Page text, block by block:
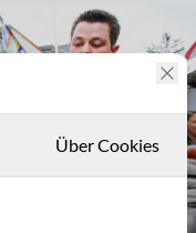
Über Cookies